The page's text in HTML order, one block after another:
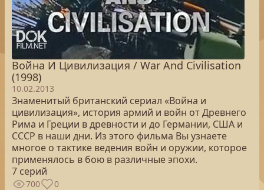
Война И Цивилизация / War And Civilisation
(1998)
10.02.2013
Знаменитый британский сериал «Война и
цивилизация», история армий и войн от Древнего
Рима и Греции в древности и до Германии, США и
СССР в наши дни. Из этого фильма Вы узнаете
многое о тактике ведения войн и оружии, которое
применялось в бою в различные эпохи.
7 серий
700 0